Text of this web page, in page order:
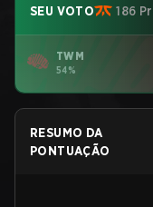
SEU VOTO 186
TWM
54%
RESUMO DA
PONTUAÇÃO